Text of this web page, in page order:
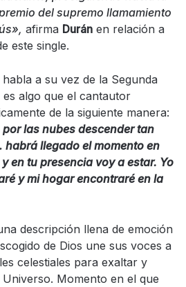
del supremo llamamiento
afirma Durán en relación a
este single.
a su vez de la Segunda
es algo que el cantautor
de la siguiente manera:
las nubes descender tan
llegado el momento en
en tu presencia voy a estar. Yo
y mi hogar encontraré en la
descripción llena de emoción
de Dios une sus voces a
celestiales para exaltar y
Momento en el que